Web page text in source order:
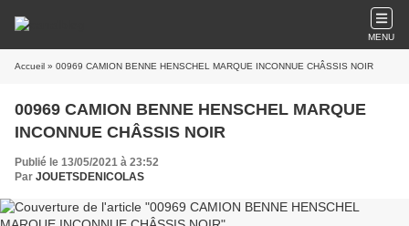
MENU
Accueil » 00969 CAMION BENNE HENSCHEL MARQUE INCONNUE CHÂSSIS NOIR
00969 CAMION BENNE HENSCHEL MARQUE
INCONNUE CHÂSSIS NOIR
Publié le 13/05/2021 à 23:52
Par JOUETSDENICOLAS